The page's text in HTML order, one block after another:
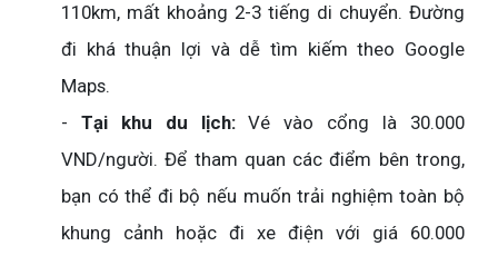
110km, mất khoảng 2-3 tiếng di chuyển. Đường
đi khá thuận lợi và dễ tìm kiếm theo Google
Maps.
- Tại khu du lịch:Vé vào cổng là 30.000
VND/người. Để tham quan các điểm bên trong,
bạn có thể đi bộ nếu muốn trải nghiệm toàn bộ
khung cảnh hoặc đi xe điện với giá 60.000